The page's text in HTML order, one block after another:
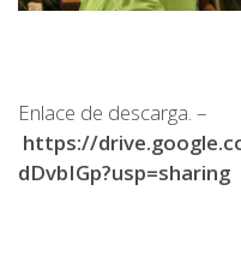
Enlace de descarga. –
https://
dDvbIGp?usp=sharing